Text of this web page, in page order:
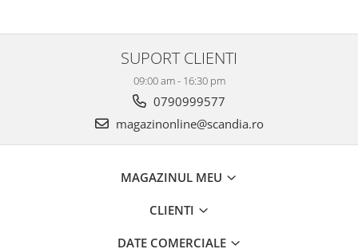
SUPORT CLIENTI
09:00 am - 16:30 pm
0790999577
magazinonline@scandia.ro
MAGAZINUL MEU
CLIENTI
DATE COMERCIALE